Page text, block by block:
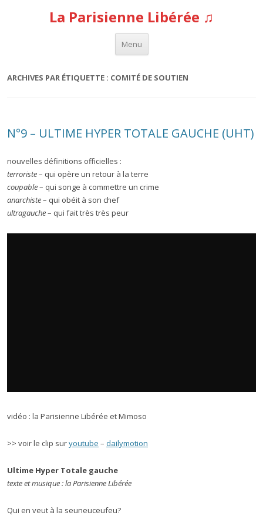
La Parisienne Libérée ♫
Menu
Aller au contenu
ARCHIVES PAR ÉTIQUETTE : COMITÉ DE SOUTIEN
N°9 – ULTIME HYPER TOTALE GAUCHE (UHT)
nouvelles définitions officielles :
terroriste– qui opère un retour à la terre
coupable– qui songe à commettre un crime
anarchiste– qui obéit à son chef
ultragauche– qui fait très très peur
vidéo : la Parisienne Libérée et Mimoso
>> voir le clip suryoutube – dailymotion
Ultime Hyper Totale gauche
texte et musique : la Parisienne Libérée
Qui en veut à la seuneuceufeu?